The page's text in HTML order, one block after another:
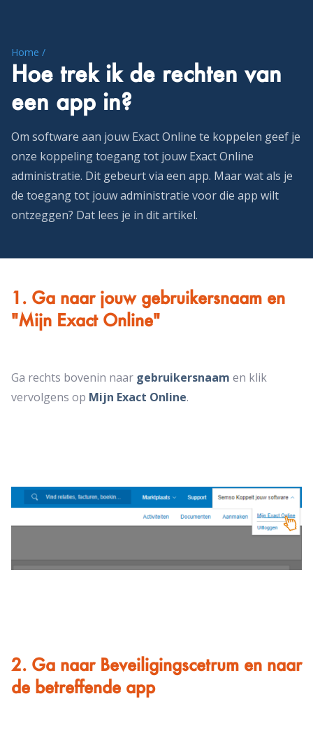
Home /
Hoe trek ik de rechten van
een app in?
Om software aan jouw Exact Online te koppelen geef je
onze koppeling toegang tot jouw Exact Online
administratie. Dit gebeurt via een app. Maar wat als je
de toegang tot jouw administratie voor die app wilt
ontzeggen? Dat lees je in dit artikel.
1. Ga naar jouw gebruikersnaam en
"Mijn Exact Online"
Ga rechts bovenin naar gebruikersnaam en klik
vervolgens op Mijn Exact Online.
2. Ga naar Beveiligingscetrum en naar
de betreffende app